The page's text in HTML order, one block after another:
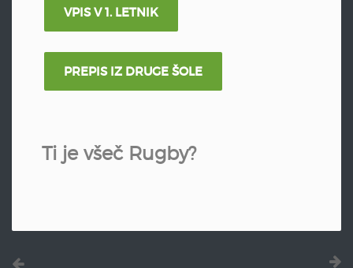
VPIS V 1. LETNIK
PREPIS IZ DRUGE ŠOLE
Ti je všeč Rugby?